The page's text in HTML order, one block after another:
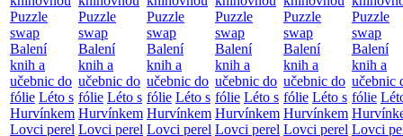
Puzzle
swap
Balení
knih a
učebnic do
fólie Léto s
Hurvínkem
Lovci perel
Puzzle
swap
Balení
knih a
učebnic do
fólie Léto s
Hurvínkem
Lovci perel
Puzzle
swap
Balení
knih a
učebnic do
fólie Léto s
Hurvínkem
Lovci perel
Puzzle
swap
Balení
knih a
učebnic do
fólie Léto s
Hurvínkem
Lovci perel
Puzzle
swap
Balení
knih a
učebnic do
fólie Léto s
Hurvínkem
Lovci perel
Puzzle
swap
Balení
knih a
učebnic
fólie
Lovci